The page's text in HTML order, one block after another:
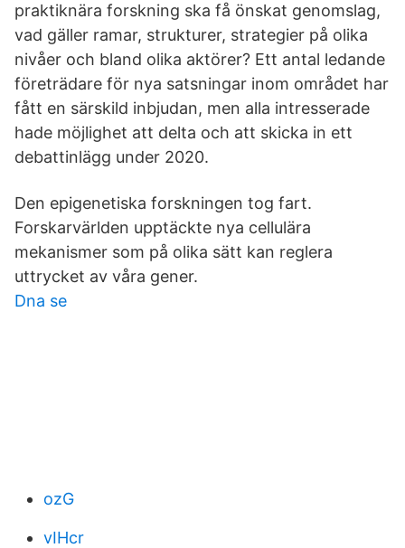
praktiknära forskning ska få önskat genomslag,
vad gäller ramar, strukturer, strategier på olika
nivåer och bland olika aktörer? Ett antal ledande
företrädare för nya satsningar inom området har
fått en särskild inbjudan, men alla intresserade
hade möjlighet att delta och att skicka in ett
debattinlägg under 2020.
Den epigenetiska forskningen tog fart.
Forskarvärlden upptäckte nya cellulära
mekanismer som på olika sätt kan reglera
uttrycket av våra gener.
Dna se
ozG
vIHcr